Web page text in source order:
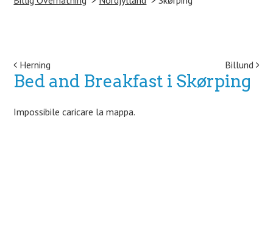
Post navigation
Herning Billund
Bed and Breakfast i Skørping
Impossibile caricare la mappa.